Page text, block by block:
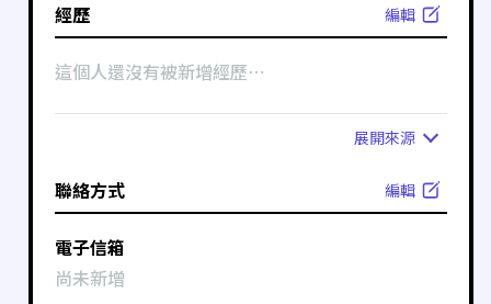
經歷 編輯
這個人還沒有被新增經歷⋯
展開來源
聯絡方式 編輯
電子信箱
尚未新增